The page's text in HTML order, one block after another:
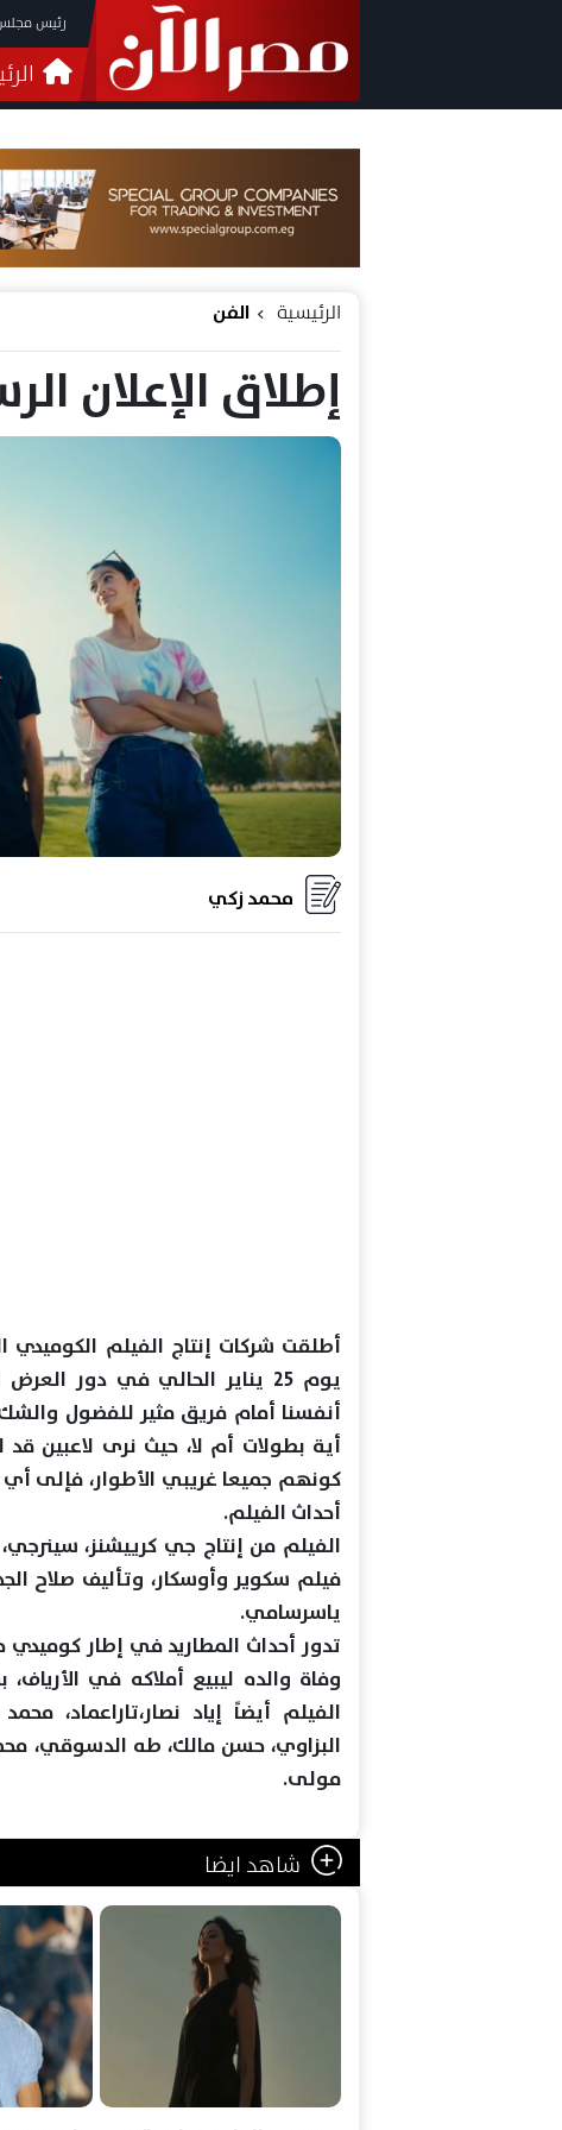
رئيس
الرئيسية الفن
إطلاق الإعلان
محمد زكي
أطلقت شركات إنتاج الفیلم الكومیدي
یوم 25 ینایر الحالي في دور
أنفسنا أمام فریق مثیر للفضول
أیة بطولات أم لا، حیث نرى لاعبین
كونھم جمیعا غریبي الأطوار، فإلى
أحداث الفیلم.
الفيلم من إنتاج جي كرییشنز،
فیلم سكویر وأوسكار، وتألیف صلاح
یاسرسامي.
تدور أحداث المطارید في إطار
وفاة والده لیبیع أملاكه في
الفیلم أیضاً إیاد نصار،تاراعماد،
البزاوي، حسن مالك، طه الدسوقي،
مولى.
شاهد ايضا